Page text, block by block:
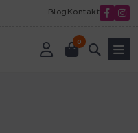
Blog Kontakt
0